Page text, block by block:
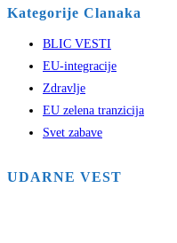
Kategorije Clanaka
BLIC VESTI
EU-integracije
Zdravlje
EU zelena tranzicija
Svet zabave
UDARNE VEST